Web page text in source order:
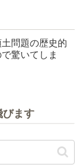
問題の歴史的
驚いてしま
びます